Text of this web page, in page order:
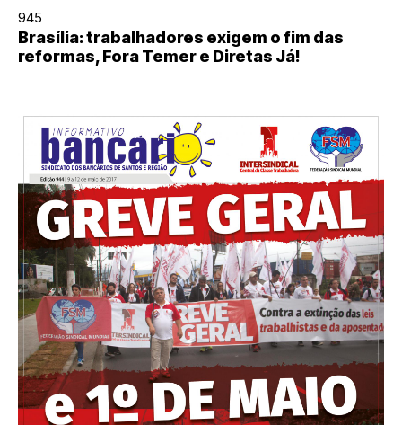
945
Brasília: trabalhadores exigem o fim das
reformas, Fora Temer e Diretas Já!